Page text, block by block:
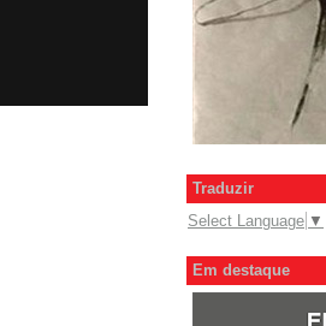
Traduzir
Select Language ▼
Em destaque